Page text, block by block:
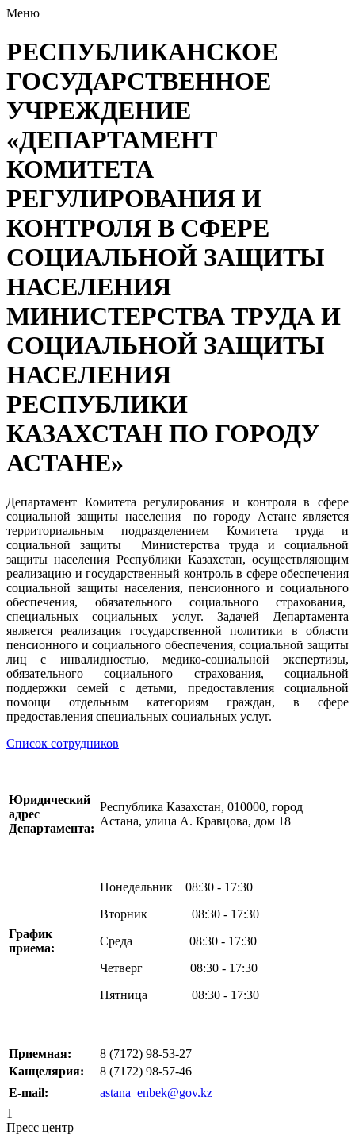
Меню
РЕСПУБЛИКАНСКОЕ
ГОСУДАРСТВЕННОЕ
УЧРЕЖДЕНИЕ
«ДЕПАРТАМЕНТ
КОМИТЕТА
РЕГУЛИРОВАНИЯ И
КОНТРОЛЯ В СФЕРЕ
СОЦИАЛЬНОЙ ЗАЩИТЫ
НАСЕЛЕНИЯ
МИНИСТЕРСТВА ТРУДА И
СОЦИАЛЬНОЙ ЗАЩИТЫ
НАСЕЛЕНИЯ
РЕСПУБЛИКИ
КАЗАХСТАН ПО ГОРОДУ
АСТАНЕ»
Департамент Комитета регулирования и контроля в сфере
социальной защиты населения по городу Астане является
территориальным подразделением Комитета труда и
социальной защиты Министерства труда и социальной
защиты населения Республики Казахстан, осуществляющим
реализацию и государственный контроль в сфере обеспечения
социальной защиты населения, пенсионного и социального
обеспечения, обязательного социального страхования,
специальных социальных услуг. Задачей Департамента
является реализация государственной политики в области
пенсионного и социального обеспечения, социальной защиты
лиц с инвалидностью, медико-социальной экспертизы,
обязательного социального страхования, социальной
поддержки семей с детьми, предоставления социальной
помощи отдельным категориям граждан, в сфере
предоставления специальных социальных услуг.
Список сотрудников
Юридический
адрес
Департамента:
Республика Казахстан, 010000, город
Астана, улица А. Кравцова, дом 18
График
приема:
Понедельник 08:30 - 17:30
Вторник 08:30 - 17:30
Среда 08:30 - 17:30
Четверг 08:30 - 17:30
Пятница 08:30 - 17:30
Приемная:
8 (7172) 98-53-27
Канцелярия:
8 (7172) 98-57-46
Е-mail:
astana_enbek@gov.kz
1
Пресс центр